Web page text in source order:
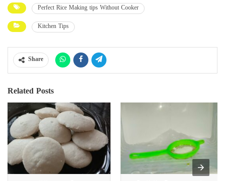
Perfect Rice Making tips Without Cooker
Kitchen Tips
Share
Related Posts